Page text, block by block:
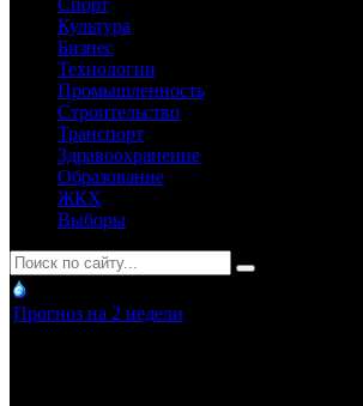
Спорт
Культура
Бизнес
Технологии
Промышленность
Строительство
Транспорт
Здравоохранение
Образование
ЖКХ
Выборы
Прогноз на 2 недели